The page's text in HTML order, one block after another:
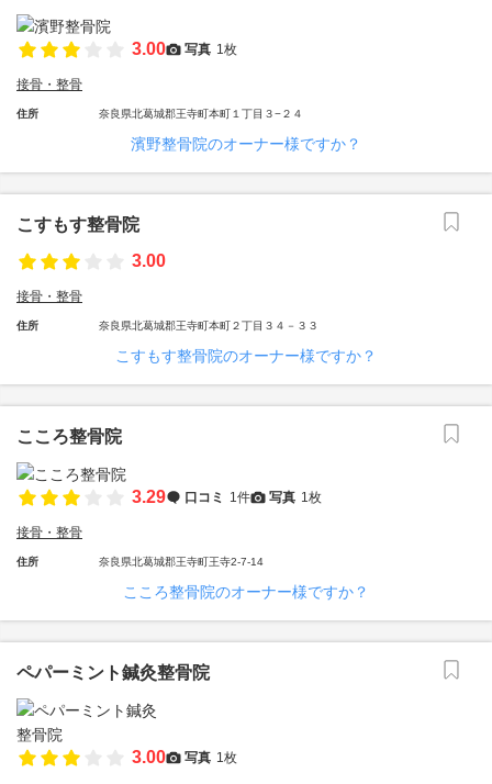
3.00 写真 1枚
接骨・整骨
住所 奈良県北葛城郡王寺町本町１丁目３−２４
濱野整骨院のオーナー様ですか？
こすもす整骨院
3.00
接骨・整骨
住所 奈良県北葛城郡王寺町本町２丁目３４－３３
こすもす整骨院のオーナー様ですか？
こころ整骨院
3.29 口コミ 1件 写真 1枚
接骨・整骨
住所 奈良県北葛城郡王寺町王寺2-7-14
こころ整骨院のオーナー様ですか？
ペパーミント鍼灸整骨院
3.00 写真 1枚